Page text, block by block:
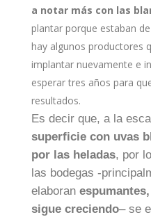
a notar más con las
plantar porque estaban
hay algunos productores
implantar nuevamente e
esperar tres años para
resultados.
Es decir que, a la
superficie con uvas
por las heladas, por
las bodegas -
elaboran
sigue creciendo– se